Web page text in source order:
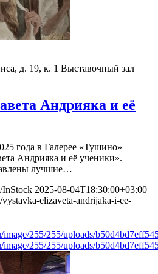
д. 19, к. 1 Выставочный зал
Андрияка и её
года в Галерее «Тушино»
Андрияка и её ученики».
лучшие…
InStock 2025-08-04T18:30:00+03:00
elizaveta-andrijaka-i-ee-
255/255/uploads/
255/255/uploads/